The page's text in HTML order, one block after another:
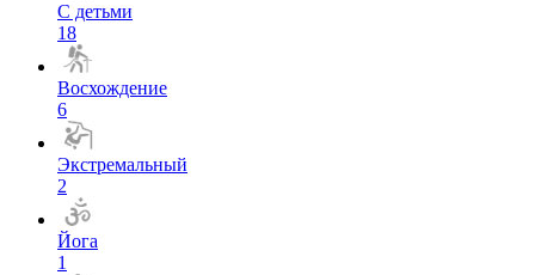
С детьми
18
Восхождение
6
Экстремальный
2
Йога
1